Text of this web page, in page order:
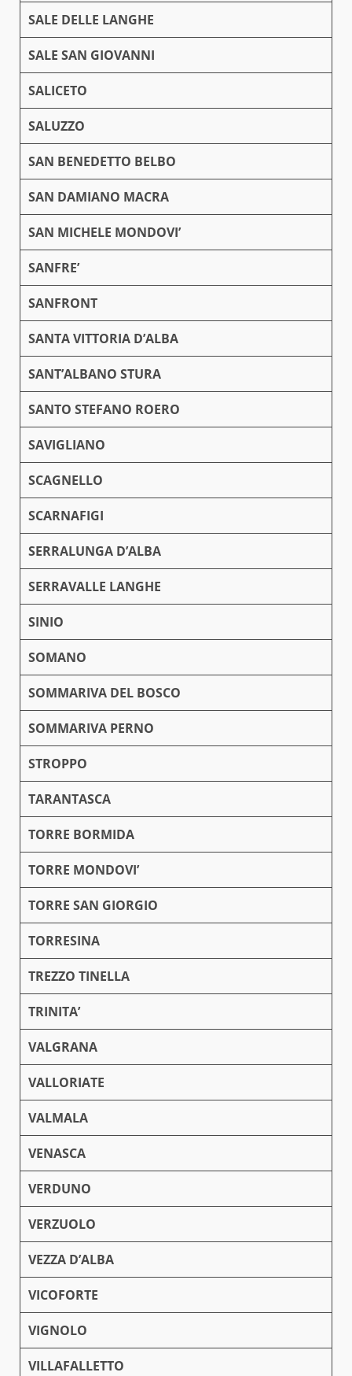
SALE DELLE LANGHE
SALE SAN GIOVANNI
SALICETO
SALUZZO
SAN BENEDETTO BELBO
SAN DAMIANO MACRA
SAN MICHELE MONDOVI’
SANFRE’
SANFRONT
SANTA VITTORIA D’ALBA
SANT’ALBANO STURA
SANTO STEFANO ROERO
SAVIGLIANO
SCAGNELLO
SCARNAFIGI
SERRALUNGA D’ALBA
SERRAVALLE LANGHE
SINIO
SOMANO
SOMMARIVA DEL BOSCO
SOMMARIVA PERNO
STROPPO
TARANTASCA
TORRE BORMIDA
TORRE MONDOVI’
TORRE SAN GIORGIO
TORRESINA
TREZZO TINELLA
TRINITA’
VALGRANA
VALLORIATE
VALMALA
VENASCA
VERDUNO
VERZUOLO
VEZZA D’ALBA
VICOFORTE
VIGNOLO
VILLAFALLETTO